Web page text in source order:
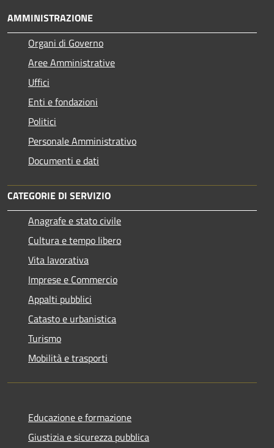
AMMINISTRAZIONE
Organi di Governo
Aree Amministrative
Uffici
Enti e fondazioni
Politici
Personale Amministrativo
Documenti e dati
CATEGORIE DI SERVIZIO
Anagrafe e stato civile
Cultura e tempo libero
Vita lavorativa
Imprese e Commercio
Appalti pubblici
Catasto e urbanistica
Turismo
Mobilità e trasporti
Educazione e formazione
Giustizia e sicurezza pubblica